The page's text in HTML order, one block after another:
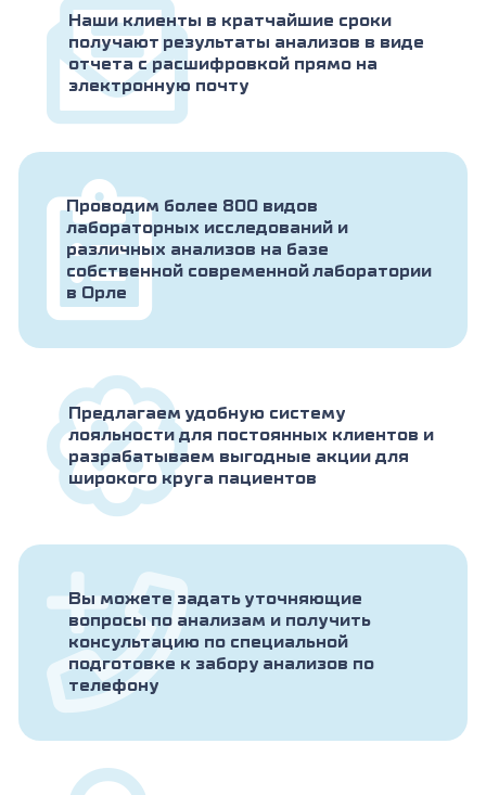
Наши клиенты в кратчайшие сроки
получают результаты анализов в виде
отчета с расшифровкой прямо на
электронную почту
Проводим более 800 видов
лабораторных исследований и
различных анализов на базе
собственной современной лаборатории
в Орле
Предлагаем удобную систему
лояльности для постоянных клиентов и
разрабатываем выгодные акции для
широкого круга пациентов
Вы можете задать уточняющие
вопросы по анализам и получить
консультацию по специальной
подготовке к забору анализов по
телефону